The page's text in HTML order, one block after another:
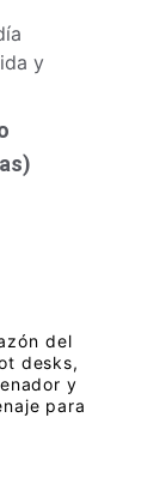
y
del
desks,
y
para